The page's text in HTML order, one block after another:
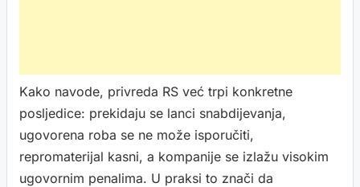
Kako navode, privreda RS već trpi konkretne
posljedice: prekidaju se lanci snabdijevanja,
ugovorena roba se ne može isporučiti,
repromaterijal kasni, a kompanije se izlažu visokim
ugovornim penalima. U praksi to znači da